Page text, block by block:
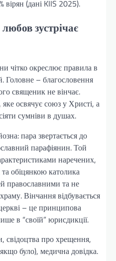
вірян (дані KIIS 2025).
зустрічає
чітко окреслює правила в
Головне – благословення
священик не вінчає.
освячує союз у Христі, а
сумніви в душах.
пара звертається до
парафіянин. Той
наречених,
обіцянкою католика
православними та не
Вінчання відбувається
– це принципова
в “своїй” юрисдикції.
свідоцтва про хрещення,
було), медична довідка.